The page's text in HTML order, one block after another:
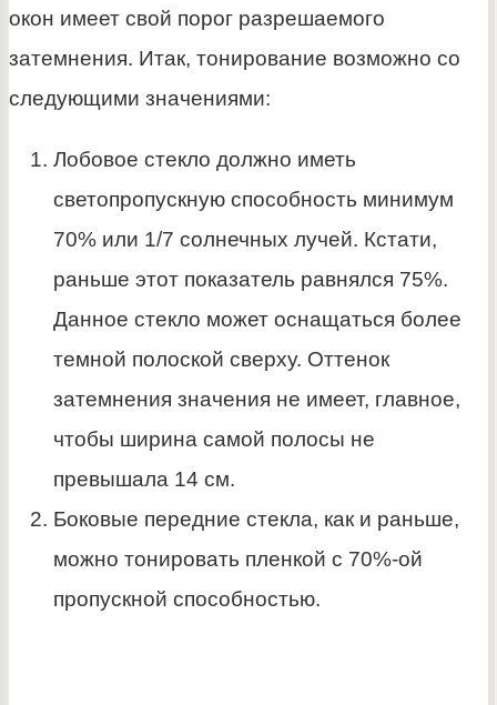
окон имеет свой порог разрешаемого
затемнения. Итак, тонирование возможно со
следующими значениями:
Лобовое стекло должно иметь
светопропускную способность минимум
70% или 1/7 солнечных лучей. Кстати,
раньше этот показатель равнялся 75%.
Данное стекло может оснащаться более
темной полоской сверху. Оттенок
затемнения значения не имеет, главное,
чтобы ширина самой полосы не
превышала 14 см.
Боковые передние стекла, как и раньше,
можно тонировать пленкой с 70%-ой
пропускной способностью.